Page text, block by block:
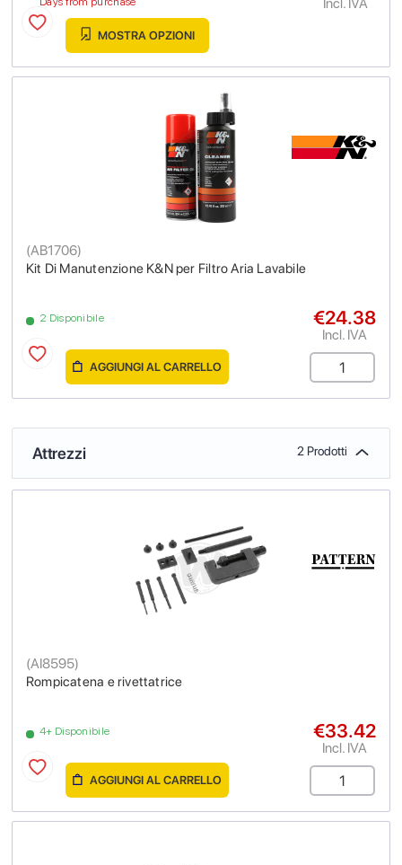
MOSTRA OPZIONI
Kit Di Manutenzione K&N per Filtro Aria Lavabile
(AB1706)
2 Disponibile €24.38
Incl. IVA
AGGIUNGI AL CARRELLO
Attrezzi 2 Prodotti
Rompicatena e rivettatrice
(AI8595)
4+ Disponibile €33.42
Incl. IVA
AGGIUNGI AL CARRELLO